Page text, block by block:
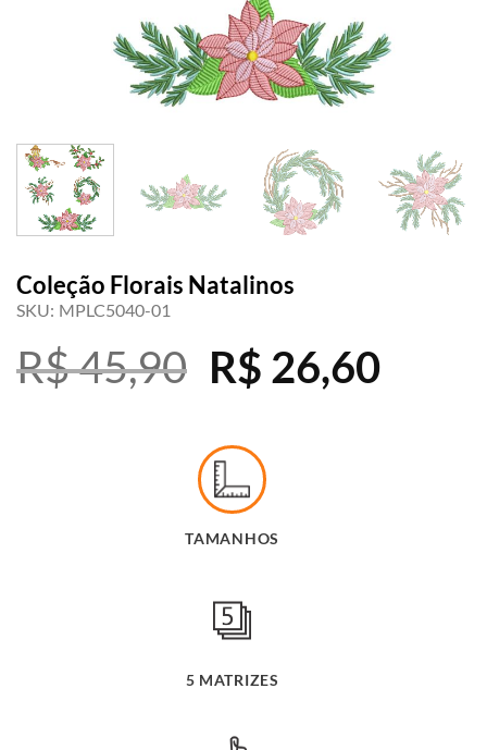
Coleção Florais Natalinos
SKU: MPLC5040-01
R$45,90 O
original
era:
R$ 45,90.
R$ 26,60O
TAMANHOS
5 MATRIZES